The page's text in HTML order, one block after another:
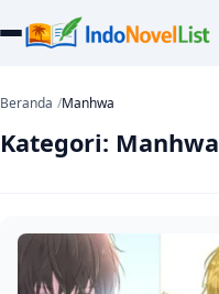
Beranda Manhwa
Kategori: Manhwa